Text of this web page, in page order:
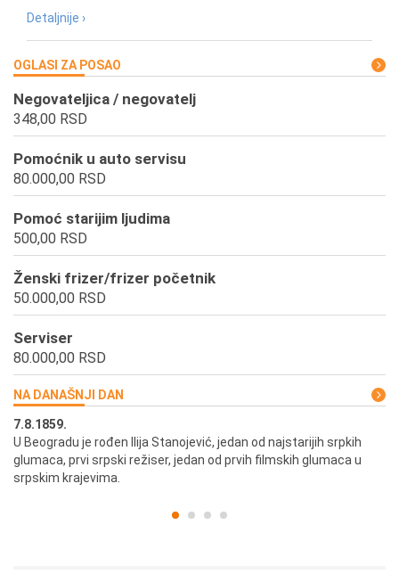
Detaljnije ›
OGLASI ZA POSAO
Negovateljica / negovatelj
348,00 RSD
Pomoćnik u auto servisu
80.000,00 RSD
Pomoć starijim ljudima
500,00 RSD
Ženski frizer/frizer početnik
50.000,00 RSD
Serviser
80.000,00 RSD
NA DANAŠNJI DAN
7.8.1859.
U Beogradu je rođen Ilija Stanojević, jedan od najstarijih srpkih
glumaca, prvi srpski režiser, jedan od prvih filmskih glumaca u
srpskim krajevima.